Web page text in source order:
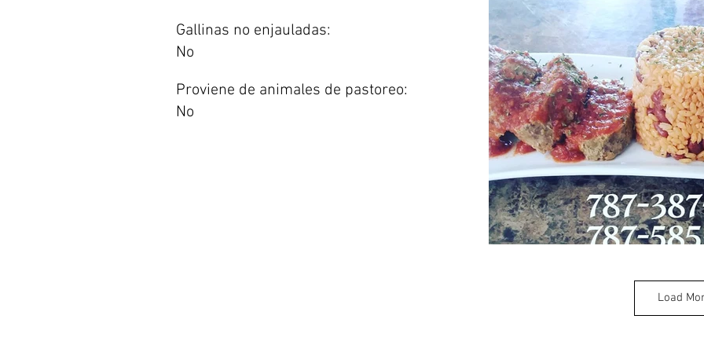
Gallinas no enjauladas:
No
Proviene de animales de pastoreo:
No
Load